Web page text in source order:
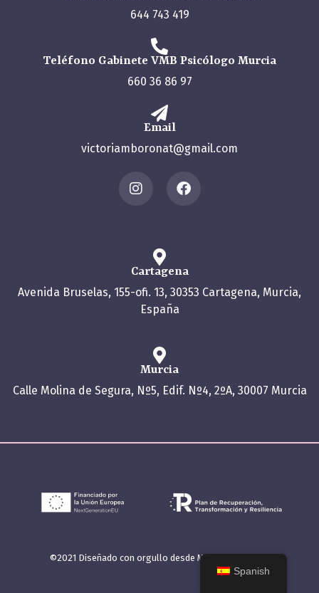
644 743 419
Teléfono Gabinete VMB Psicólogo Murcia
660 36 86 97
Email
victoriamboronat@gmail.com
Cartagena
Avenida Bruselas, 155-ofi. 13, 30353 Cartagena, Murcia,
España
Murcia
Calle Molina de Segura, Nº5, Edif. Nº4, 2ºA, 30007 Murcia
©2021 Diseñado con orgullo desde Murcia por bootik
Spanish